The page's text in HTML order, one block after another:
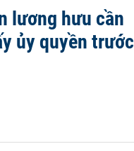
lương hưu cần
ủy quyền trước